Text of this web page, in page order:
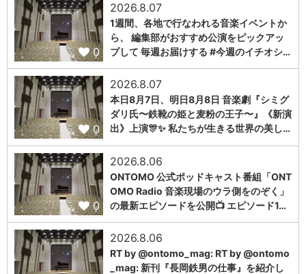
0
2026.8.07
1週間、各地で行なわれる音楽イベントか
ら、 編集部がおすすめ公演をピックアッ
プして 毎週お届けする #今週のイチオシ…
0
2026.8.07
本日8月7日、明日8月8日 音楽劇『シミグ
ダリ氏〜鉄靴の姫と麦粉の王子〜』《新演
出》上演🎊✨ 私たちが生きる世界の美し…
0
2026.8.06
ONTOMO 公式ポッドキャスト番組「ONT
OMO Radio 音楽現場のウラ側をのぞく」
の最新エピソードを公開📺 エピソード1…
2026.8.06
RT by @ontomo_mag: RT by @ontomo
_mag: 新刊『長岡鉄男の仕事』を紹介し